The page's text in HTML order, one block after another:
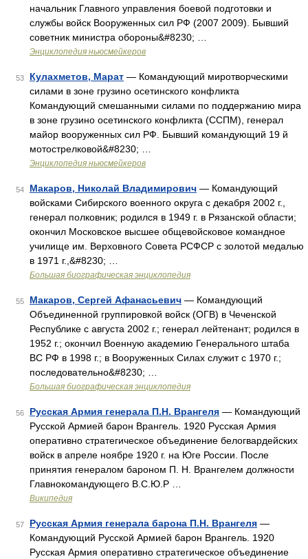
начальник Главного управления боевой подготовки и
службы войск Вооруженных сил РФ (2007 2009). Бывший
советник министра обороны&#8230; …
Энциклопедия ньюсмейкеров
53 Кулахметов, Марат — Командующий миротворческими
силами в зоне грузино осетинского конфликта
Командующий смешанными силами по поддержанию мира
в зоне грузино осетинского конфликта (ССПМ), генерал
майор вооруженных сил РФ. Бывший командующий 19 й
мотострелковой&#8230; …
Энциклопедия ньюсмейкеров
54 Макаров, Николай Владимирович — Командующий
войсками Сибирского военного округа с декабря 2002 г.,
генерал полковник; родился в 1949 г. в Рязанской области;
окончил Московское высшее общевойсковое командное
училище им. Верховного Совета РСФСР с золотой медалью
в 1971 г.,&#8230; …
Большая биографическая энциклопедия
55 Макаров, Сергей Афанасьевич — Командующий
Объединенной группировкой войск (ОГВ) в Чеченской
Республике с августа 2002 г.; генерал лейтенант; родился в
1952 г.; окончил Военную академию Генерального штаба
ВС РФ в 1998 г.; в Вооруженных Силах служит с 1970 г.;
последовательно&#8230; …
Большая биографическая энциклопедия
56 Русская Армия генерала П.Н. Врангеля — Командующий
Русской Армией барон Врангель. 1920 Русская Армия
оперативно стратегическое объединение белогвардейских
войск в апреле ноябре 1920 г. на Юге России. После
принятия генералом бароном П. Н. Врангелем должности
Главнокомандующего В.С.Ю.Р …
Википедия
57 Русская Армия генерала барона П.Н. Врангеля —
Командующий Русской Армией барон Врангель. 1920
Русская Армия оперативно стратегическое объединение